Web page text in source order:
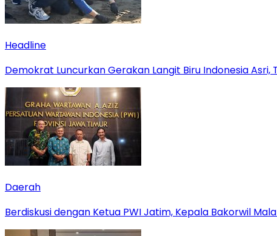
Headline
Demokrat Luncurkan Gerakan Langit Biru Indonesia
Daerah
Berdiskusi dengan Ketua PWI Jatim, Kepala Bakorwil